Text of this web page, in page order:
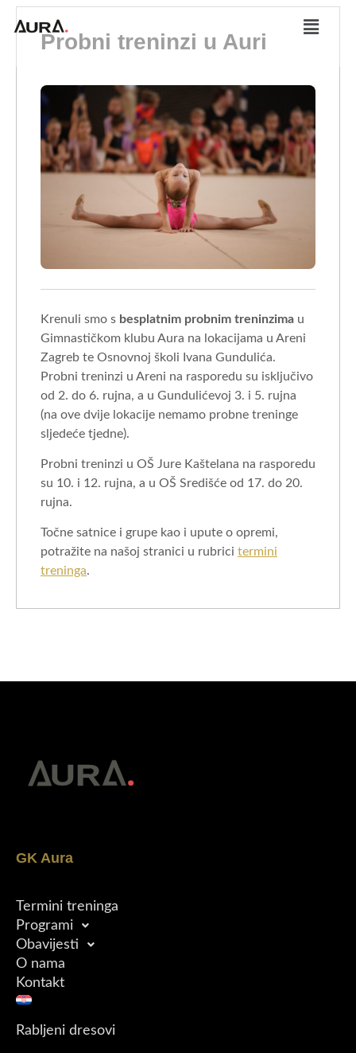
Probni treninzi u Auri
Krenuli smo s besplatnim probnim treninzima u
Gimnastičkom klubu Aura na lokacijama u Areni
Zagreb te Osnovnoj školi Ivana Gundulića.
Probni treninzi u Areni na rasporedu su isključivo
od 2. do 6. rujna, a u Gundulićevoj 3. i 5. rujna
(na ove dvije lokacije nemamo probne treninge
sljedeće tjedne).
Probni treninzi u OŠ Jure Kaštelana na rasporedu
su 10. i 12. rujna, a u OŠ Središće od 17. do 20.
rujna.
Točne satnice i grupe kao i upute o opremi,
potražite na našoj stranici u rubrici termini
treninga.
GK Aura
Termini treninga
Programi
Obavijesti
O nama
Kontakt
Rabljeni dresovi